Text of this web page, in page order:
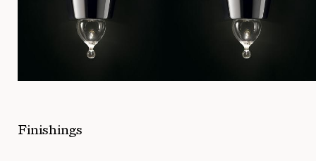
Finishings